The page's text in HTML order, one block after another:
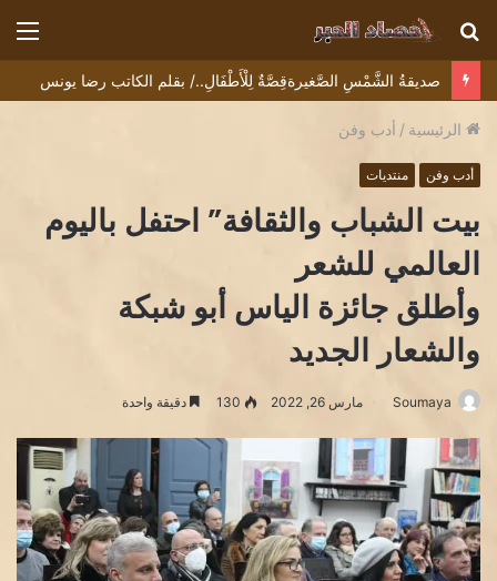
بحث
عن
صديقةُ الشَّمْسِ الصَّغيرةقِصَّةٌ لِلْأَطْفَالِ../ بقلم الكاتب رضا يونس
الرئيسية / أدب وفن
أدب وفن منتديات
بيت الشباب والثقافة” احتفل باليوم
العالمي للشعر
وأطلق جائزة الياس أبو شبكة
والشعار الجديد
Soumaya مارس 26, 2022 130 دقيقة واحدة